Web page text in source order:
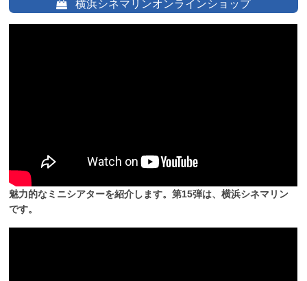
横浜シネマリンオンラインショップ
魅力的なミニシアターを紹介します。第15弾は、横浜シネマリン
です。